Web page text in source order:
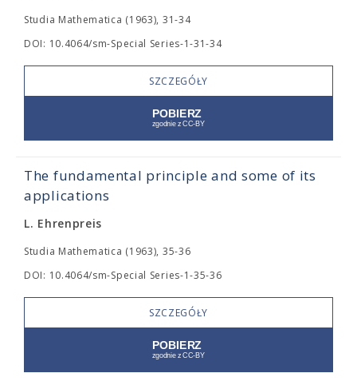
Studia Mathematica (1963), 31-34
DOI: 10.4064/sm-Special Series-1-31-34
SZCZEGÓŁY
The fundamental principle and some of its
applications
L. Ehrenpreis
Studia Mathematica (1963), 35-36
DOI: 10.4064/sm-Special Series-1-35-36
SZCZEGÓŁY